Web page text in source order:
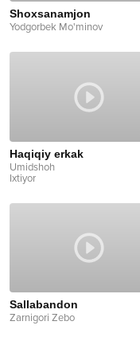
Shoxsanamjon
Yodgorbek Mo'minov
Haqiqiy erkak
Umidshoh
Ixtiyor
Sallabandon
Zarnigori Zebo